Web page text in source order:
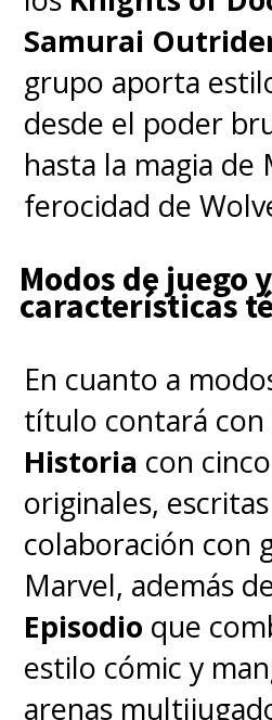
Storm / La Mujer
La actriz británica
estrellato como
Margarita en las
es ajena a las
participación en la
ImposibleyHobbs
cómics,Susan
estudiante
antes de verse
altos niveles de
cósmica que le
poderes de
creación de
Samurai
grupo aporta
desde el poder
hasta la magia de
ferocidad de
Modos de juego y
características
En cuanto a
título contará con
Historia con
originales,
colaboración con
Marvel, además
Episodio que
estilo cómic y
arenas